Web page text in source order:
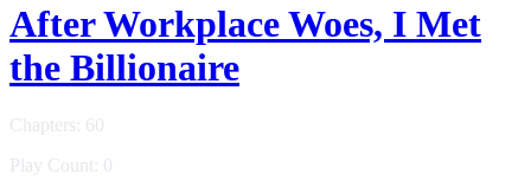
After Workplace Woes, I Met
the Billionaire
Chapters: 60
Play Count: 0